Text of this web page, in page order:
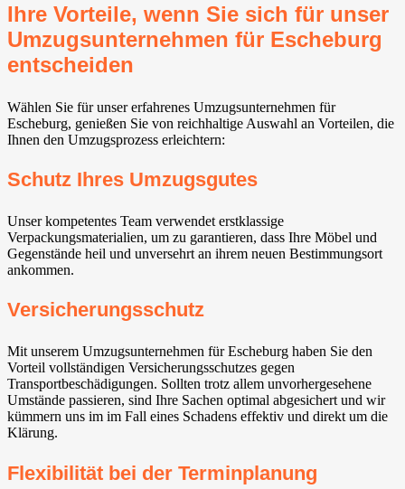
Ihre Vorteile, wenn Sie sich für unser
Umzugsunternehmen für Escheburg
entscheiden
Wählen Sie für unser erfahrenes Umzugsunternehmen für
Escheburg, genießen Sie von reichhaltige Auswahl an Vorteilen, die
Ihnen den Umzugsprozess erleichtern:
Schutz Ihres Umzugsgutes
Unser kompetentes Team verwendet erstklassige
Verpackungsmaterialien, um zu garantieren, dass Ihre Möbel und
Gegenstände heil und unversehrt an ihrem neuen Bestimmungsort
ankommen.
Versicherungsschutz
Mit unserem Umzugsunternehmen für Escheburg haben Sie den
Vorteil vollständigen Versicherungsschutzes gegen
Transportbeschädigungen. Sollten trotz allem unvorhergesehene
Umstände passieren, sind Ihre Sachen optimal abgesichert und wir
kümmern uns im im Fall eines Schadens effektiv und direkt um die
Klärung.
Flexibilität bei der Terminplanung